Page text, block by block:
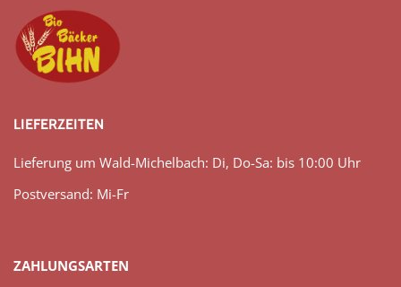
LIEFERZEITEN
Lieferung um Wald-Michelbach: Di, Do-Sa: bis 10:00 Uhr
Postversand: Mi-Fr
ZAHLUNGSARTEN